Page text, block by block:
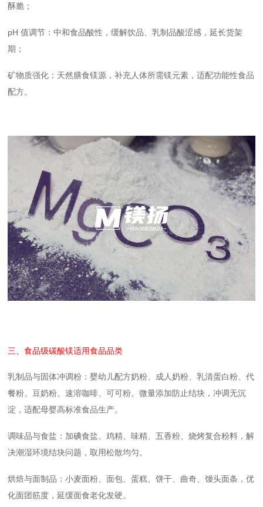
酥脆；
pH 值调节：中和食品酸性，缓解饮品、乳制品酸涩感，延长货架
期；
矿物质强化：天然膳食镁源，补充人体所需镁元素，适配功能性食品
配方。
三、食品级碳酸镁适用食品品类
乳制品与固体冲调粉：婴幼儿配方奶粉、成人奶粉、乳清蛋白粉、代
餐粉、豆奶粉、速溶咖啡、可可粉。微量添加防止结块，冲调无沉
淀，适配母婴高标准食品生产。
调味品与食盐：加碘食盐、鸡精、味精、五香粉、烧烤复合粉料，解
决潮湿环境结块问题，取用松散均匀。
烘焙与面制品：小麦面粉、面包、蛋糕、饼干、曲奇、馒头面条，优
化面团筋度，延缓面食老化发硬。